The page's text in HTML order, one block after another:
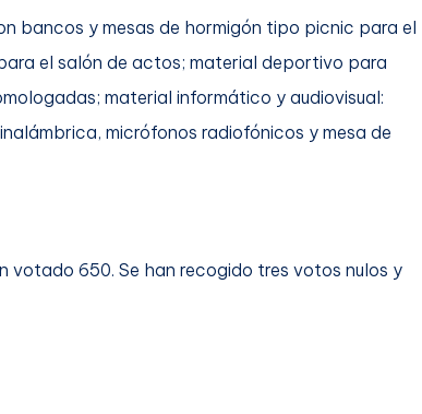
bancos y mesas de hormigón tipo picnic para el
el salón de actos; material deportivo para
material informático y audiovisual:
micrófonos radiofónicos y mesa de
votado 650. Se han recogido tres votos nulos y